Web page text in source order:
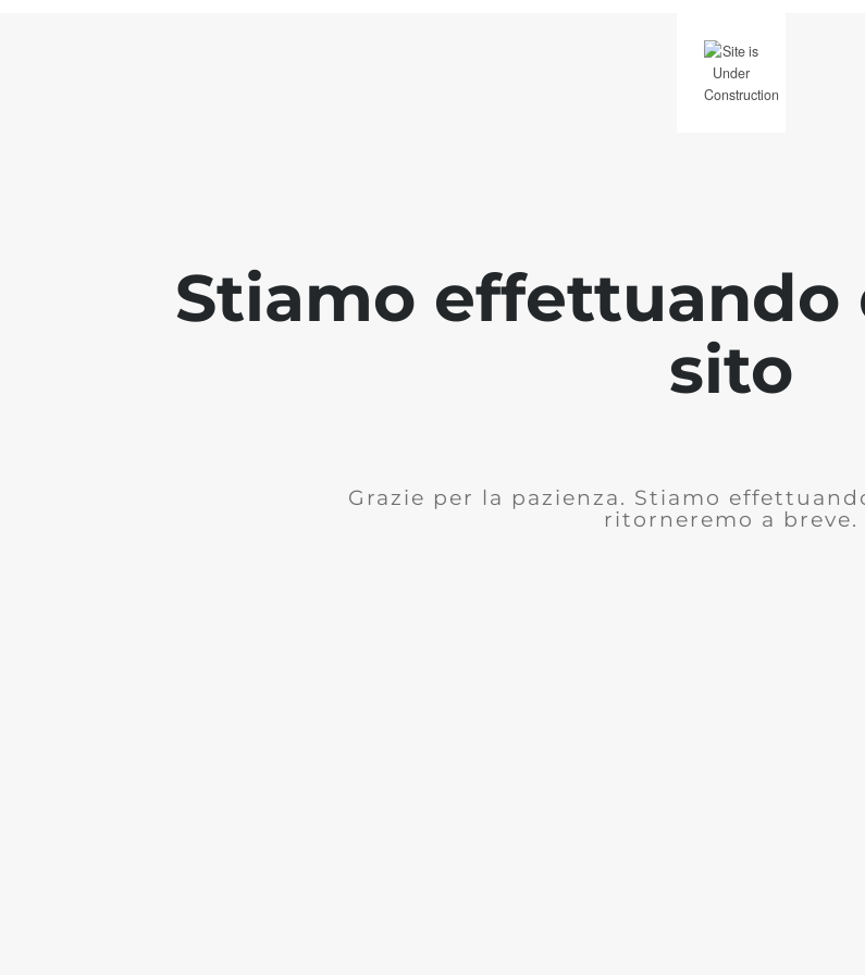
Stiamo effettuando
sito
Grazie per la pazienza. Stiamo
ritorneremo a breve.